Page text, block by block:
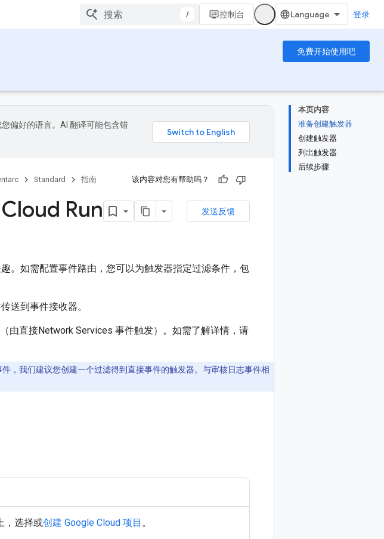
/ 控制台 登录
免费开始使用吧
本页内容
准备创建触发器
创建触发器
列出触发器
后续步骤
偏好的语言。AI 翻译可能包含错
Standard 指南 该内容对您有帮助吗？
发送反馈
Run
。如需配置事件路由，您可以为触发器指定过滤条件，包
送到事件接收器。
由直接Network Services 事件触发）。如需了解详情，请
，我们建议您创建一个过滤得到直接事件的触发器。与审核日志事件相
，选择或创建 Google Cloud 项目 。